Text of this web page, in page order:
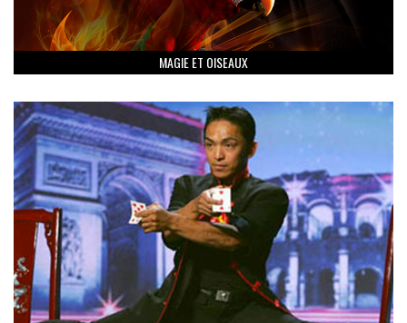
MAGIE ET OISEAUX